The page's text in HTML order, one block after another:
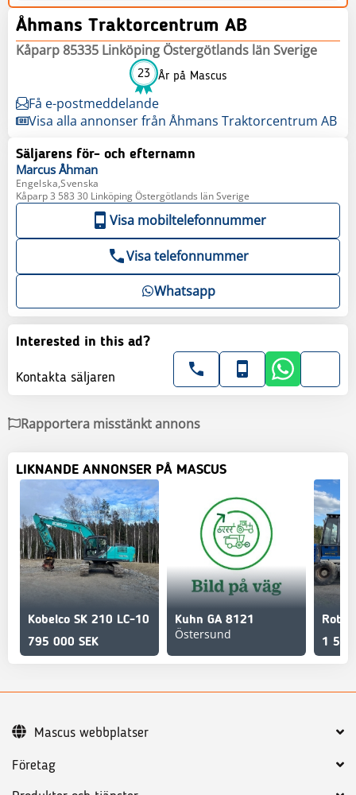
Åhmans Traktorcentrum AB
Kåparp 85335 Linköping Östergötlands län Sverige
23 År på Mascus
Få e-postmeddelande
Visa alla annonser från Åhmans Traktorcentrum AB
Säljarens för- och efternamn
Marcus Åhman
Engelska,Svenska
Kåparp 3 583 30 Linköping Östergötlands län Sverige
Visa mobiltelefonnummer
Visa telefonnummer
Whatsapp
Interested in this ad?
Kontakta säljaren
Rapportera misstänkt annons
LIKNANDE ANNONSER PÅ MASCUS
Kobelco SK 210 LC-10
795 000 SEK
Kuhn GA 8121
Östersund
1 500
Företag
Mascus webbplatser